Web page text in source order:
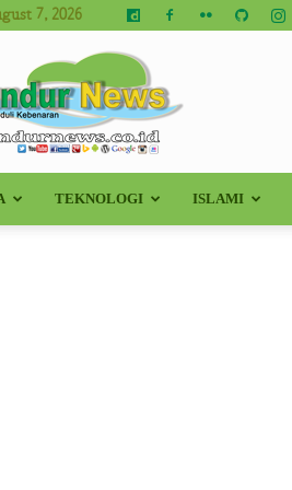
7, 2026
Kundur
TEKNOLOGI ISLAMI